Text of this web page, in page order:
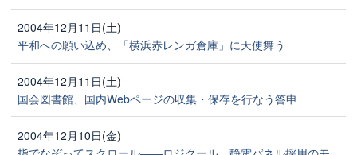
2004年12月11日(土)
平和への願い込め、「横浜赤レンガ倉庫」に天使舞う
2004年12月11日(土)
国会図書館、国内Webページの収集・保存を行なう答申
2004年12月10日(金)